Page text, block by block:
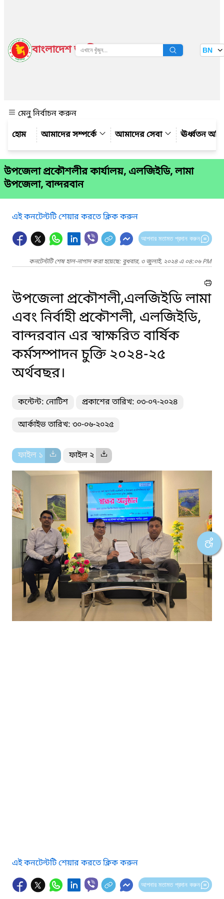
বাংলাদেশ জাতীয় তথ্য বাতায়ন BN
মেনু নির্বাচন করুন
আমাদের সম্পর্কে
আমাদের সেবা ঊর্ধ্বতন
উপজেলা প্রকৌশলীর কার্যালয়, এলজিইডি, লামা
উপজেলা, বান্দরবান
এই কনটেন্টটি শেয়ার করতে ক্লিক করুন
আপনার মতামত প্রদান করুন
কনটেন্টটি শেষ হাল-নাগাদ করা হয়েছে: বুধবার, ৩ জুলাই, ২০২৪ এ ০৪:০৬ PM
উপজেলা প্রকৌশলী,এলজিইডি লামা
এবং নির্বাহী প্রকৌশলী, এলজিইডি,
বান্দরবান এর স্বাক্ষরিত বার্ষিক
কর্মসম্পাদন চুক্তি ২০২৪-২৫
অর্থবছর।
কন্টেন্ট: নোটিশ প্রকাশের তারিখ: ০৩-০৭-২০২৪
আর্কাইভ তারিখ: ৩০-০৬-২০২৫
ফাইল ১ ফাইল ২
এই কনটেন্টটি শেয়ার করতে ক্লিক করুন
আপনার মতামত প্রদান করুন